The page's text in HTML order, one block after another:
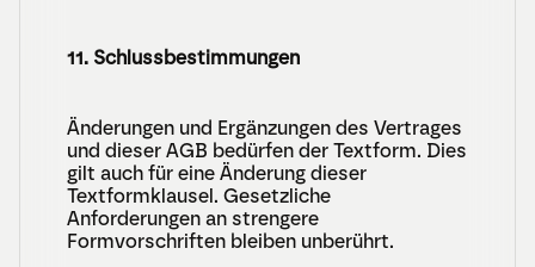
11. Schlussbestimmungen
Änderungen und Ergänzungen des Vertrages
und dieser AGB bedürfen der Textform. Dies
gilt auch für eine Änderung dieser
Textformklausel. Gesetzliche
Anforderungen an strengere
Formvorschriften bleiben unberührt.